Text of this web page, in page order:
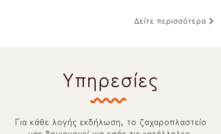
Δείτε περισσότερα
Υπηρεσίες
Για κάθε λογής εκδήλωση, το ζαχαροπλαστείο